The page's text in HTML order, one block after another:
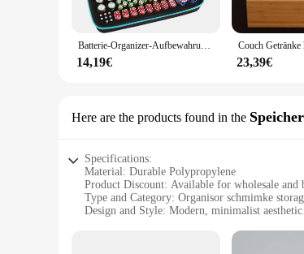
Batterie-Organizer-Aufbewahrungsbox mit Tester-Checker, Tasche für 220+ Batterien, passend für AA AAA AAAA 9V C D Lithium 3V LR44
14,19€ 23,39€
Here are the products found in the
Specifications:
Material: Durable Polypropylene
Product Discount: Available for wholesale and
Type and Category: Organisor schmimke
Design and Style: Modern, minimalist aesthetic
Typical Adaptive Scenario: Versatile for
Shape or Size or Weight or Quantity: Comes